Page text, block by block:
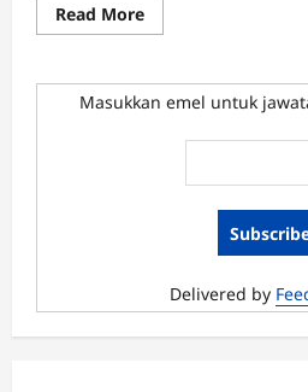
Read MoreRead
more
Kosong
Suruhanjaya
Perkhidmatan
Perak
Masukkan emel untuk
Delivered by